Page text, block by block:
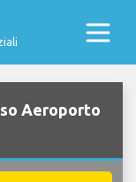
Aeroporto